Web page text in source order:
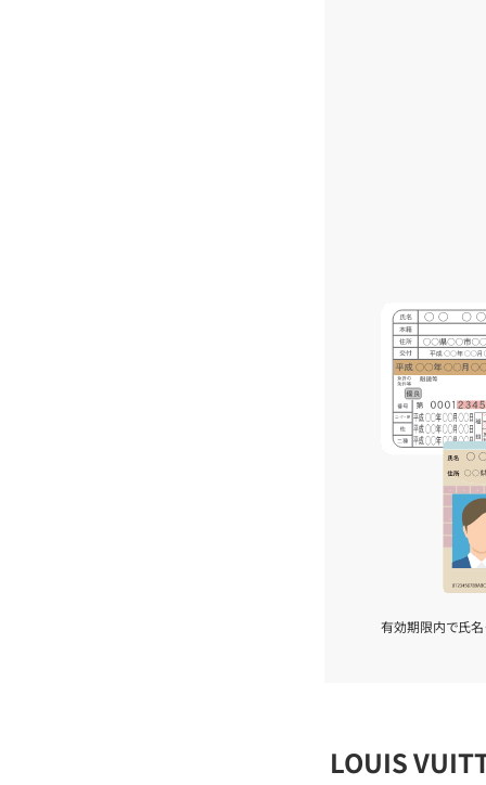
有効期限内で氏名
LOUIS